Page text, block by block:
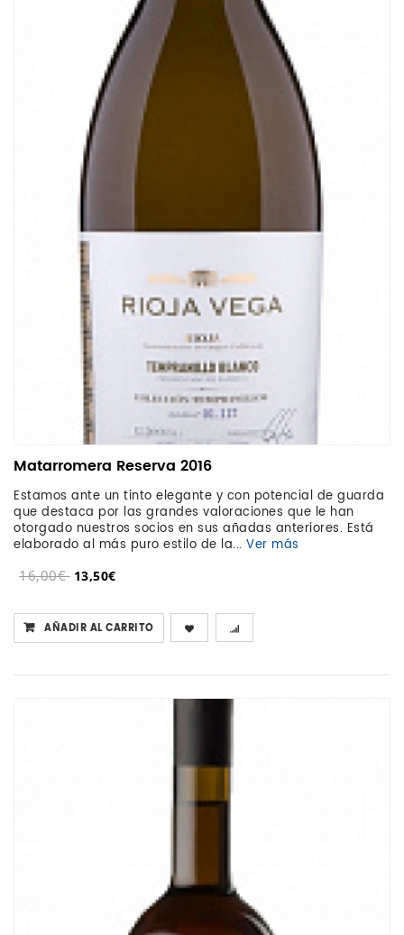
Matarromera Reserva 2016
Estamos ante un tinto elegante y con potencial de guarda
que destaca por las grandes valoraciones que le han
otorgado nuestros socios en sus añadas anteriores. Está
elaborado al más puro estilo de la... Ver más
16,00€ 13,50€
AÑADIR AL CARRITO